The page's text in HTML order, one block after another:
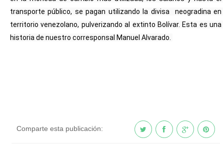
transporte público, se pagan utilizando la divisa  neogradina en
territorio venezolano, pulverizando al extinto Bolívar. Esta es una
historia de nuestro corresponsal Manuel Alvarado.
Comparte esta publicación: